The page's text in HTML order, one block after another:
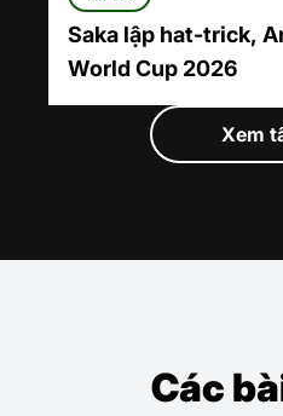
Saka lập hat-trick,
World Cup 2026
Xem
Các